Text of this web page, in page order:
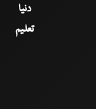
دنیا
تعلیم